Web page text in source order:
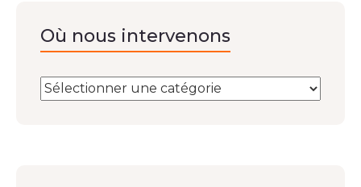
Où nous intervenons